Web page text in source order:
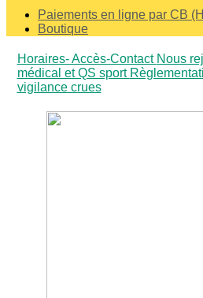
Paiements en ligne par CB
Boutique
Horaires- Accès-Contact Nous
médical et QS sport
vigilance crues